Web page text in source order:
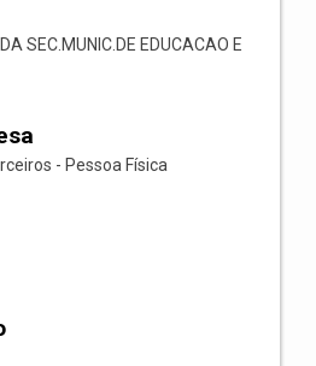
SEC.MUNIC.DE EDUCACAO E
- Pessoa Física